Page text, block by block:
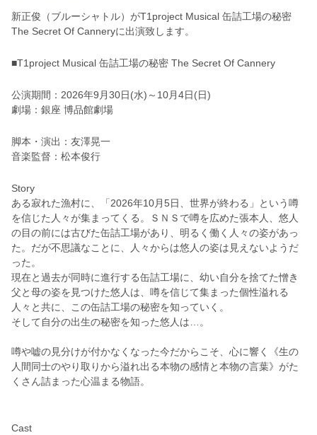
新正俊（ブルーシャトル）がT1project Musical 缶詰工場の秘密
The Secret Of Canneryに出演致します。
■T1project Musical 缶詰工場の秘密 The Secret Of Cannery
公演期間：2026年9月30日(水)～10月4日(日)
劇場：銀座 博品館劇場
脚本・演出：友澤晃一
音楽監督：松本俊行
Story
ある寂れた漁村に、「2026年10月5日、世界が終わる」という噂
を信じた人々が集まってくる。ＳＮＳで噂を広めた張本人、悠人
の目の前には古びた缶詰工場があり、明るく働く人々の姿があっ
た。だが不思議なことに、人々からは悠人の姿は見えないようだ
った。
現在と過去が同時に進行する缶詰工場に、幼い自分を捨てた憎き
父と母の姿を見つけた悠人は、噂を信じて集まった個性溢れる
人々と共に、この缶詰工場の秘密を知っていく。
そして自分の出生の秘密を知った悠人は…。
噂や嘘の見分けが付かなくなった今だからこそ、心に響く《生の
人間同士のやり取りから溢れ出る本物の感情と本物の言葉》がた
くさん詰まった心温まる物語。
Cast